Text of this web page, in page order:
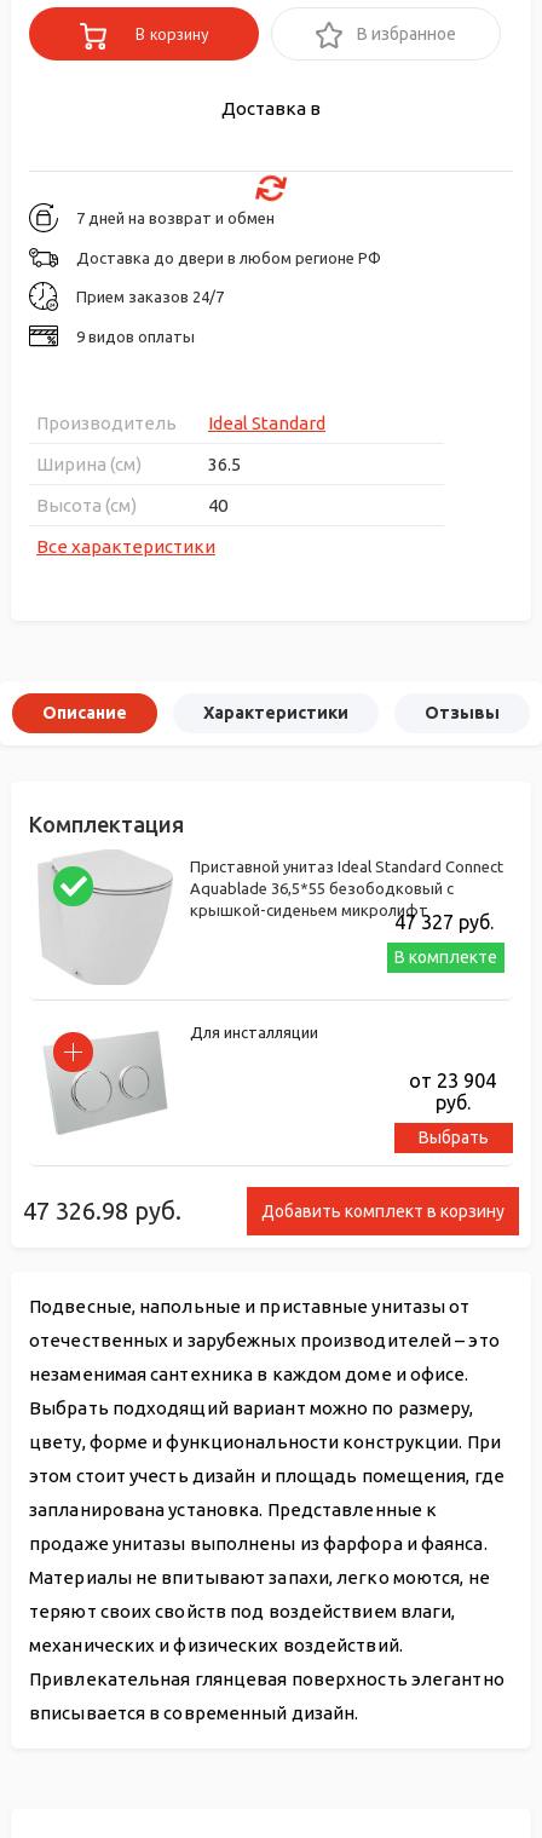
В корзину В избранное
Доставка в
7 дней на возврат и обмен
Доставка до двери в любом регионе РФ
Прием заказов 24/7
9 видов оплаты
Производитель
Ideal Standard
Ширина (см)
36.5
Высота (см)
40
Все характеристики
Описание Характеристики Отзывы
Комплектация
47 326.98 руб. Добавить комплект в корзину
Приставной унитаз Ideal Standard Connect
Aquablade 36,5*55 безободковый с
крышкой-сиденьем микролифт
47 327 руб.
В комплекте
Для инсталляции
от 23 904
руб.
Выбрать
Подвесные, напольные и приставные унитазы от
отечественных и зарубежных производителей – это
незаменимая сантехника в каждом доме и офисе.
Выбрать подходящий вариант можно по размеру,
цвету, форме и функциональности конструкции. При
этом стоит учесть дизайн и площадь помещения, где
запланирована установка. Представленные к
продаже унитазы выполнены из фарфора и фаянса.
Материалы не впитывают запахи, легко моются, не
теряют своих свойств под воздействием влаги,
механических и физических воздействий.
Привлекательная глянцевая поверхность элегантно
вписывается в современный дизайн.